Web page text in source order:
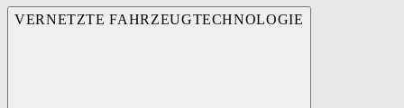
VERNETZTE FAHRZEUGTECHNOLOGIE